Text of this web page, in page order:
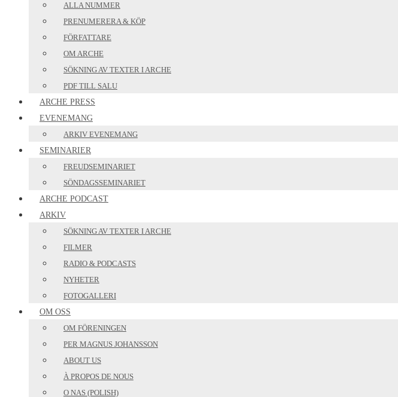
ALLA NUMMER
PRENUMERERA & KÖP
FÖRFATTARE
OM ARCHE
SÖKNING AV TEXTER I ARCHE
PDF TILL SALU
ARCHE PRESS
EVENEMANG
ARKIV EVENEMANG
SEMINARIER
FREUDSEMINARIET
SÖNDAGSSEMINARIET
ARCHE PODCAST
ARKIV
SÖKNING AV TEXTER I ARCHE
FILMER
RADIO & PODCASTS
NYHETER
FOTOGALLERI
OM OSS
OM FÖRENINGEN
PER MAGNUS JOHANSSON
ABOUT US
À PROPOS DE NOUS
O NAS (POLISH)